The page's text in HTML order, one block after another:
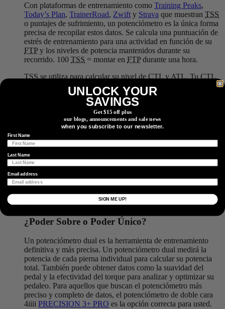
Con plataformas de entrenamiento como Training Peaks,
Today’s Plan, TrainerRoad, Zwift y Strava que muestran TSS
o puntajes de sufrimiento, un potenciómetro es la única forma
precisa de recopilar estos datos. Se calcula una puntuación de
estrés de entrenamiento para una actividad en función de su
FTP y los niveles de potencia mantenidos durante su
recorrido. 100 TSS = montar en FTP durante una hora.
TSSse utiliza para calcular su nivel de CTL y ATL. Tu CTL
es tu carga de entrenamiento crónica y es tu
durante los últimos 45 días. Su CTL también se conoce como
su estado físico. Tu ATL es tu carga de entrenamiento aguda y
promedio durante 7 días. Esto también se conoce
como su nivel de fatiga y se puede usar para evaluar la carga
de entrenamiento durante 1 semana de entrenamiento. Puede
restar su CTL de su ATL para obtener su TSB (equilibrio de
estrés de entrenamiento). Tu balance de estrés de
entrenamiento representa tu frescura o fatiga. Si su TSB es
negativo, eso significa que está fatigado, pero está mejorando
su condición física. Si su TSB es positivo, significa que está
fresco.
¿Poder Sobre o Poder Único?
Un potenciómetro dual es la herramienta de entrenamiento
definitiva y más precisa. Un potenciómetro dual medirá la
potencia de cada pierna individual para calcular su potencia
total. También puede obtener datos como la suavidad del
pedal y la efectividad del torque para analizar y optimizar su
pedaleo. Para aquellos que buscan el potenciómetro más
preciso y completo de datos, el potenciómetro de doble cara
4iiii PRECISION 3+ PRO es la opción correcta para usted.
UNLOCK YOUR
SAVINGS
Get $15 off plus
our blogs, announcements and sale news
when you subscribe to our newsletter.
First Name
Last Name
Email address
SIGN ME UP!